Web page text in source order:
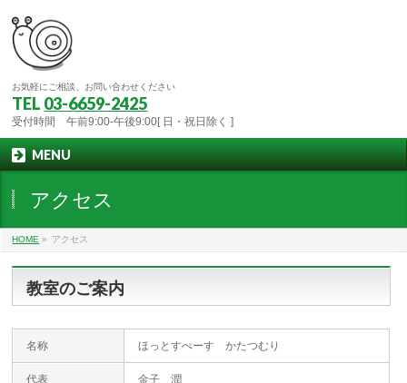
お気軽にご相談、お問い合わせください
TEL 03-6659-2425
受付時間 午前9:00-午後9:00[ 日・祝日除く ]
MENU
アクセス
HOME » アクセス
教室のご案内
名称 ほっとすぺーす かたつむり
代表 金子 潤